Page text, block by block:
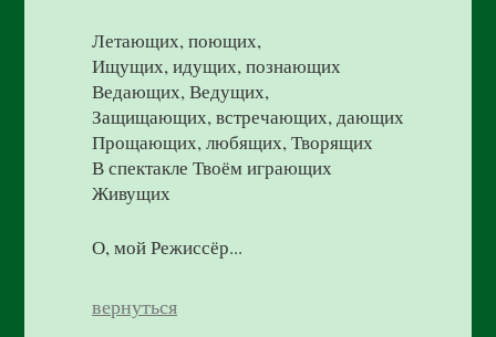
Летающих, поющих,
Ищущих, идущих, познающих
Ведающих, Ведущих,
Защищающих, встречающих, дающих
Прощающих, любящих, Творящих
В спектакле Твоём играющих
Живущих
О, мой Режиссёр...
вернуться